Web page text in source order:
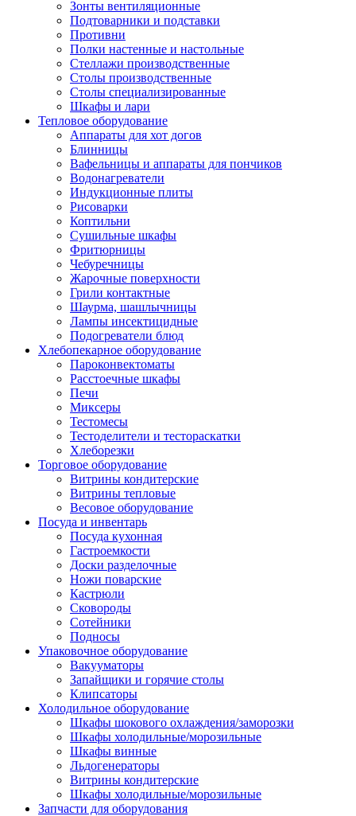
Зонты вентиляционные
Подтоварники и подставки
Противни
Полки настенные и настольные
Стеллажи производственные
Столы производственные
Столы специализированные
Шкафы и лари
Тепловое оборудование
Аппараты для хот догов
Блинницы
Вафельницы и аппараты для пончиков
Водонагреватели
Индукционные плиты
Рисоварки
Коптильни
Сушильные шкафы
Фритюрницы
Чебуречницы
Жарочные поверхности
Грили контактные
Шаурма, шашлычницы
Лампы инсектицидные
Подогреватели блюд
Хлебопекарное оборудование
Пароконвектоматы
Расстоечные шкафы
Печи
Миксеры
Тестомесы
Тестоделители и тестораскатки
Хлеборезки
Торговое оборудование
Витрины кондитерские
Витрины тепловые
Весовое оборудование
Посуда и инвентарь
Посуда кухонная
Гастроемкости
Доски разделочные
Ножи поварские
Кастрюли
Сковороды
Сотейники
Подносы
Упаковочное оборудование
Вакууматоры
Запайщики и горячие столы
Клипсаторы
Холодильное оборудование
Шкафы шокового охлаждения/заморозки
Шкафы холодильные/морозильные
Шкафы винные
Льдогенераторы
Витрины кондитерские
Шкафы холодильные/морозильные
Запчасти для оборудования